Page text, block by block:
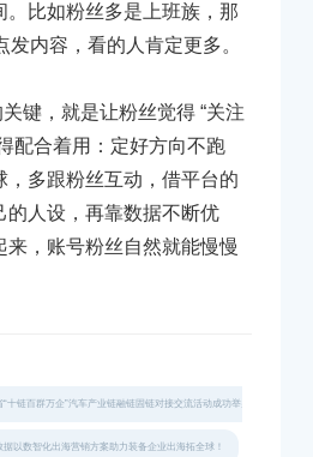
。比如粉丝多是上班族，那
发内容，看的人肯定更多。
键，就是让粉丝觉得 “关注
配合着用：定好方向不跑
，多跟粉丝互动，借平台的
的人设，再靠数据不断优
来，账号粉丝自然就能慢慢
链百群万企”汽车产业链融链固链对接交流活动成功举办
以数智化出海营销方案助力装备企业出海拓全球！